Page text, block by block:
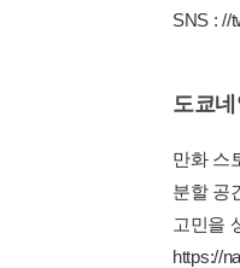
SNS ://
도쿄
만화 스
분할 공
고민을
https://